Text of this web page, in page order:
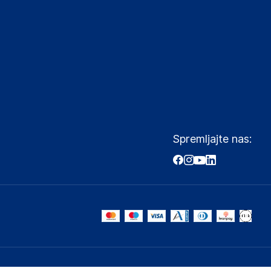
Spremljajte nas: